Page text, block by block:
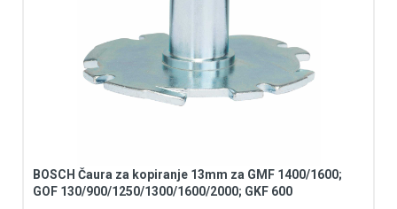
BOSCH Čaura za kopiranje 13mm za GMF 1400/1600;
GOF 130/900/1250/1300/1600/2000; GKF 600